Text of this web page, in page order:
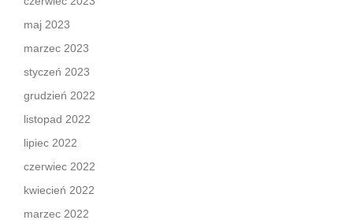
maj 2023
marzec 2023
styczeń 2023
grudzień 2022
listopad 2022
lipiec 2022
czerwiec 2022
kwiecień 2022
marzec 2022